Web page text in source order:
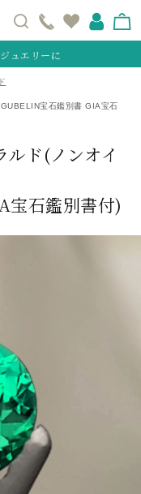
ュエリーに
宝石鑑別書 GIA宝石
ルド(ノンオイ
宝石鑑別書付)